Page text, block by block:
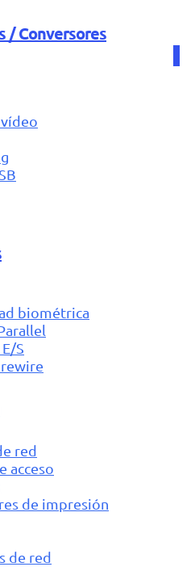
/ Conversores
biométrica
S
red
acceso
de impresión
de red